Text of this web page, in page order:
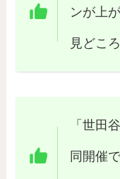
ンが上
見どころ
「世田
同開催